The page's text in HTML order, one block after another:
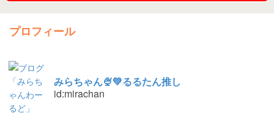
プロフィール
みらちゃん🍨💚るるたん推し
id:mirachan